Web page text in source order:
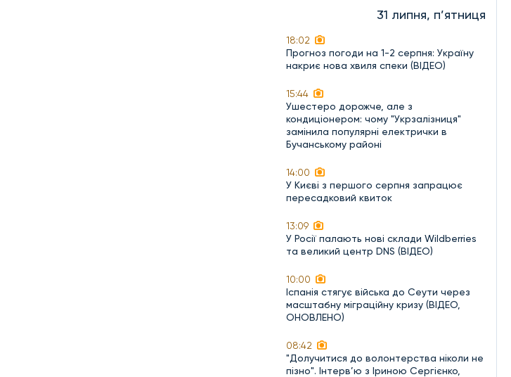
31 липня, п’ятниця
18:02
Прогноз погоди на 1-2 серпня: Україну
накриє нова хвиля спеки (ВІДЕО)
15:44
Ушестеро дорожче, але з
кондиціонером: чому "Укрзалізниця"
замінила популярні електрички в
Бучанському районі
14:00
У Києві з першого серпня запрацює
пересадковий квиток
13:09
У Росії палають нові склади Wildberries
та великий центр DNS (ВІДЕО)
10:00
Іспанія стягує війська до Сеути через
масштабну міграційну кризу (ВІДЕО,
ОНОВЛЕНО)
08:42
"Долучитися до волонтерства ніколи не
пізно". Інтерв’ю з Іриною Сергієнко,